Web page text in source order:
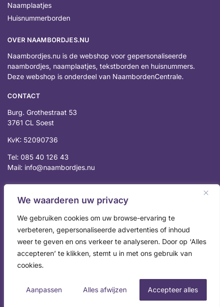
We waarderen uw privacy
We gebruiken cookies om uw browse-ervaring te
verbeteren, gepersonaliseerde advertenties of inhoud
weer te geven en ons verkeer te analyseren. Door op ‘Alles
accepteren’ te klikken, stemt u in met ons gebruik van
cookies.
Aanpassen Alles afwijzen Accepteer alles
Naamplaatjes
Huisnummerborden
OVER NAAMBORDJES.NU
Naambordjes.nu is de webshop voor gepersonaliseerde
naambordjes, naamplaatjes, tekstborden en huisnummers.
Deze webshop is onderdeel van NaambordenCentrale.
CONTACT
Burg. Grothestraat 53
3761 CL Soest
KvK: 52090736
Tel: 085 40 126 43
Mail: info@naambordjes.nu
Peter N.
Super kwaliteit, gunstige prijs en snelle
levering. Een... lees meer